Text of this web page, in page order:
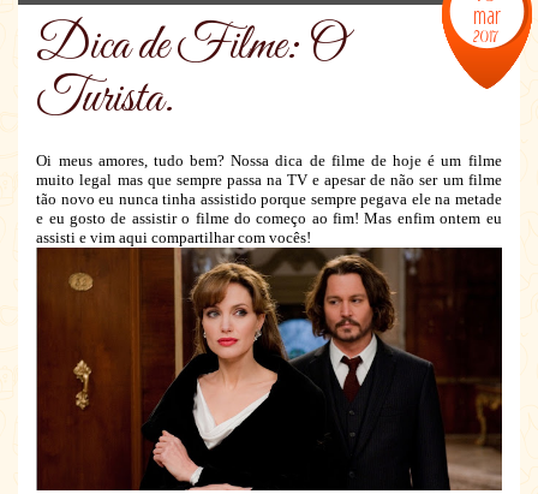
mar
2017
Dica de Filme: O
Turista.
Oi meus amores, tudo bem? Nossa dica de filme de hoje é um filme
muito legal mas que sempre passa na TV e apesar de não ser um filme
tão novo eu nunca tinha assistido porque sempre pegava ele na metade
e eu gosto de assistir o filme do começo ao fim! Mas enfim ontem eu
assisti e vim aqui compartilhar com vocês!